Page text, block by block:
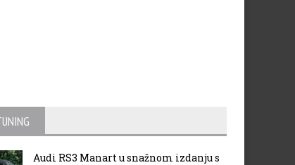
Audi RS3 Manart u snažnom izdanju s